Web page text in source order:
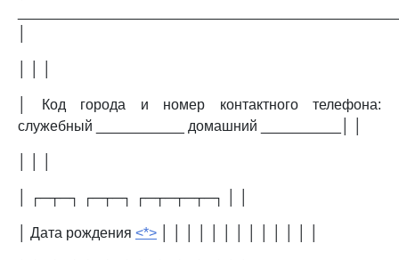
│ Код города и номер контактного телефона:
служебный ___________ домашний __________│ │
│ ┌─┬─┐ ┌─┬─┐ ┌─┬─┬─┬─┐ │ │
│ Дата рождения <*>